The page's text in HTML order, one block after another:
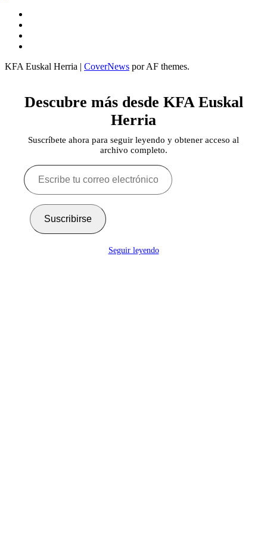
KFA Euskal Herria | CoverNews por AF themes.
Descubre más desde KFA Euskal
Herria
Suscríbete ahora para seguir leyendo y obtener acceso al
archivo completo.
Escribe
tu
correo
Suscribirse
Seguir leyendo